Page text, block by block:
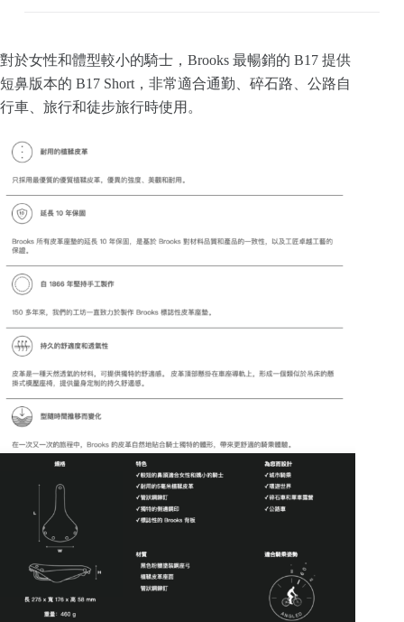
對於女性和體型較小的騎士，Brooks 最暢銷的 B17 提供
短鼻版本的 B17 Short，非常適合通勤、碎石路、公路自
行車、旅行和徒步旅行時使用。